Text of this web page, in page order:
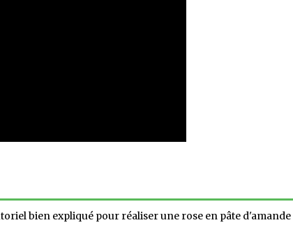
bien expliqué pour réaliser une rose en pâte